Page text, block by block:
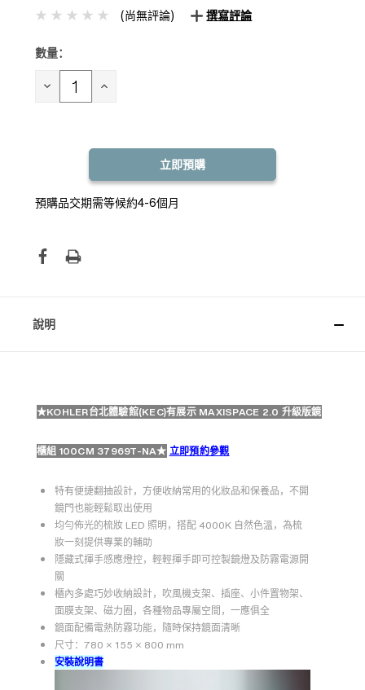
(尚無評論) 撰寫評論
目前
存：
數量：
減 增
預購品交期需等候約4-6個月
說明
★KOHLER台北體驗館(KEC)有展示 MAXISPACE 2.0 升級版鏡
櫃組 100CM 37969T-NA★ 立即預約參觀
特有便捷翻抽設計，方便收納常用的化妝品和保養品，不開
鏡門也能輕鬆取出使用
均勻佈光的梳妝 LED 照明，搭配 4000K 自然色溫，為梳
妝一刻提供專業的輔助
隱藏式揮手感應燈控，輕輕揮手即可控製鏡燈及防霧電源開
關
櫃內多處巧妙收納設計，吹風機支架、插座、小件置物架、
面膜支架、磁力圈，各種物品專屬空間，一應俱全
鏡面配備電熱防霧功能，隨時保持鏡面清晰
尺寸：780 × 155 × 800 mm
安裝說明書